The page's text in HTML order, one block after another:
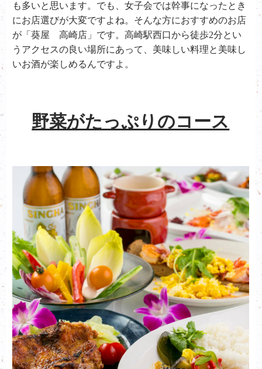
も多いと思います。でも、女子会では幹事になったとき
にお店選びが大変ですよね。そんな方におすすめのお店
が「葵屋 高崎店」です。高崎駅西口から徒歩2分とい
うアクセスの良い場所にあって、美味しい料理と美味し
いお酒が楽しめるんですよ。
野菜がたっぷりのコース